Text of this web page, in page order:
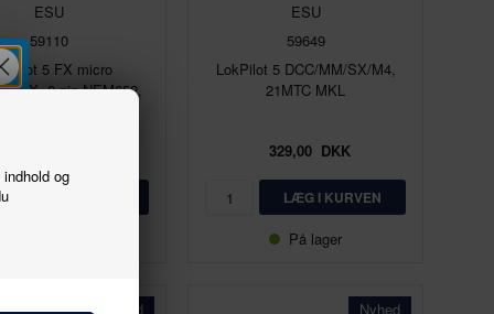
og
ESU
59110
5 FX micro
SX, 8-pin NEM652,
ESU
59649
LokPilot 5 DCC/MM/SX/M4,
21MTC MKL
329,00 DKK
På lager
Nyhed Nyhed